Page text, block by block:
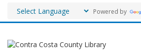
Powered by